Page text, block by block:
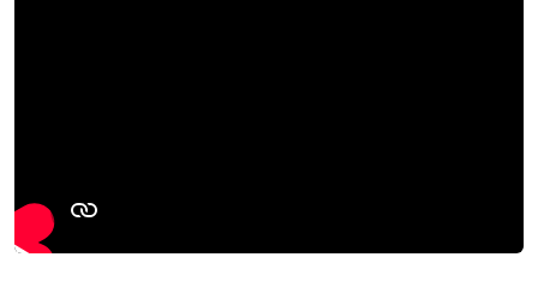
essência do sobrado e atraia potenciais
alguma coisa, estou à disposição!